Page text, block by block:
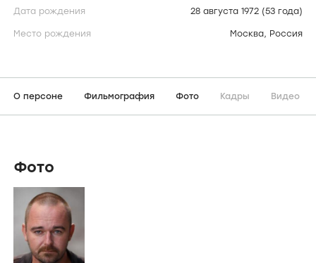
Дата рождения 28 августа 1972 (53 года)
Место рождения Москва, Россия
О персоне Фильмография Фото Кадры Видео
Фото